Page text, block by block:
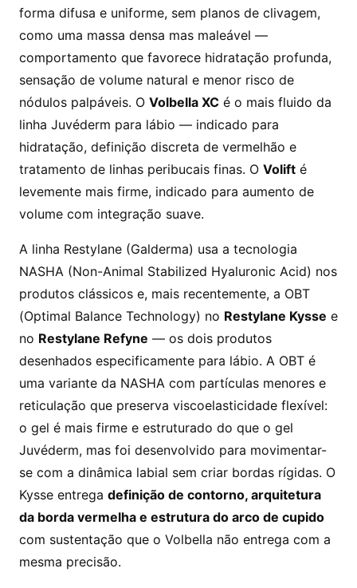
forma difusa e uniforme, sem planos de clivagem,
como uma massa densa mas maleável —
comportamento que favorece hidratação profunda,
sensação de volume natural e menor risco de
nódulos palpáveis. O Volbella XC é o mais fluido da
linha Juvéderm para lábio — indicado para
hidratação, definição discreta de vermelhão e
tratamento de linhas peribucais finas. O Volift é
levemente mais firme, indicado para aumento de
volume com integração suave.
A linha Restylane (Galderma) usa a tecnologia
NASHA (Non-Animal Stabilized Hyaluronic Acid) nos
produtos clássicos e, mais recentemente, a OBT
(Optimal Balance Technology) no Restylane Kysse e
no Restylane Refyne — os dois produtos
desenhados especificamente para lábio. A OBT é
uma variante da NASHA com partículas menores e
reticulação que preserva viscoelasticidade flexível:
o gel é mais firme e estruturado do que o gel
Juvéderm, mas foi desenvolvido para movimentar-
se com a dinâmica labial sem criar bordas rígidas. O
Kysse entrega definição de contorno, arquitetura
da borda vermelha e estrutura do arco de cupido
com sustentação que o Volbella não entrega com a
mesma precisão.